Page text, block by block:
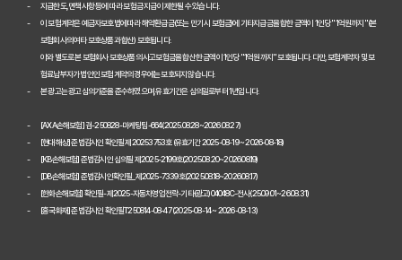
지급한도, 면책사항 등에 따라 보험금 지급이 제한될 수 있습니다.
이 보험계약은 예금자보호법에 따라 해약환급금(또는 만기 시 보험금)에 기타지급금을 합한 금액이 1인당 "1억원까지"(본
보험회사의 여타 보호상품과 합산) 보호됩니다.
이와 별도로 본 보험회사 보호상품의 사고보험금을 합산한 금액이 1인당 "1억원까지" 보호됩니다. 다만, 보험계약자 및 보
험료납부자가 법인인 보험계약의 경우에는 보호되지 않습니다.
본 광고는 광고심의기준을 준수하였으며, 유효기간은 심의일로부터 1년입니다.
[AXA손해보험] 검-250828-마케팅팀-664(2025.08.28~2026.08.27)
[현대해상] 준법감시인 확인필 제20253753호 (유효기간 2025-08-19 ~ 2026-08-18)
[KB손해보험] 준법감시인 심의필 제2025-2199호(2025.08.20~2026.08.19)
[DB손해보험] 준법감시인확인필_제2025-7339호(2025.08.18~2026.08.17)
[한화손해보험] 확인필-제2025-자동차영업전략-기타(광고)04048C-전사(25.09.01~26.08.31)
[흥국화재] 준법감시인 확인필T250814-08-47 (2025-08-14 ~ 2026-08-13)